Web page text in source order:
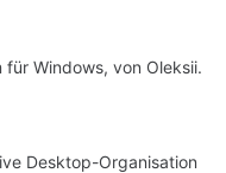
für Windows, von Oleksii.
Desktop-Organisation